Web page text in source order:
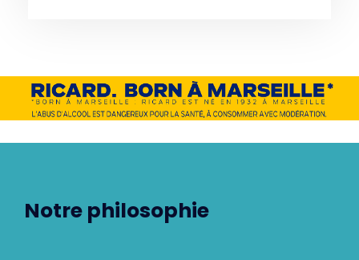
Notre philosophie